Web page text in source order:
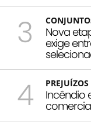
3 Nova
exige
4 Incêndio